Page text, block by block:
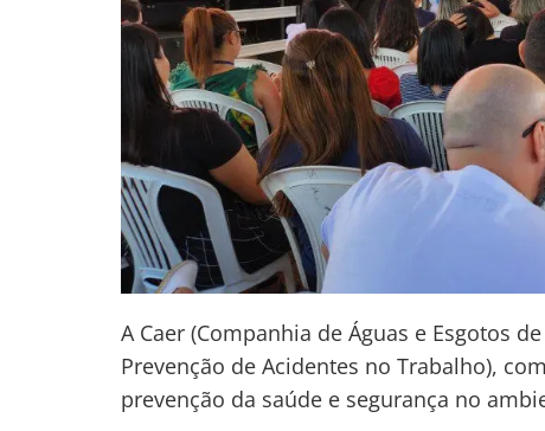
A Caer (Companhia de Águas e Esgotos
Prevenção de Acidentes no Trabalho),
prevenção da saúde e segurança no